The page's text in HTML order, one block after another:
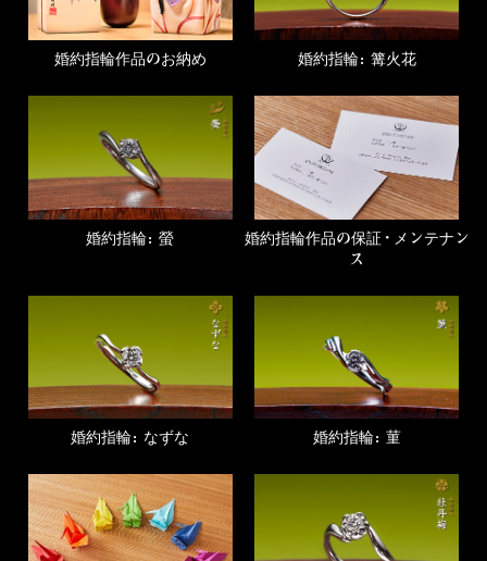
婚約指輪作品のお納め 婚約指輪：篝火花
婚約指輪：螢
婚約指輪作品の保証・メンテナン
ス
婚約指輪：なずな 婚約指輪：菫